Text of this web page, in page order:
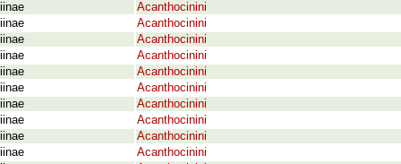
Acanthocinini
Acanthocinini
Acanthocinini
Acanthocinini
Acanthocinini
Acanthocinini
Acanthocinini
Acanthocinini
Acanthocinini
Acanthocinini